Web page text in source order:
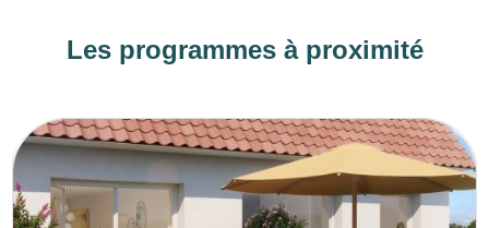
Les programmes à proximité